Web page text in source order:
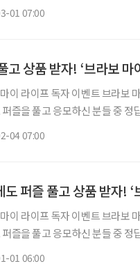
01 07:00
고 상품 받자! ‘브라보 마
이벤트 브라보 마이 라이프에서는 월 1회 가로세로 낱말퍼즐을 연재
퍼즐을 풀고 응모하신 분들 중
04 07:00
도 퍼즐 풀고 상품 받자!
이벤트 브라보 마이 라이프에서는 월 1회 가로세로 낱말퍼즐을 연재
퍼즐을 풀고 응모하신 분들 중
01 06:00